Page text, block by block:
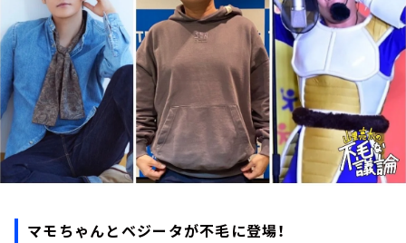
マモちゃんとベジータが不毛に登場！